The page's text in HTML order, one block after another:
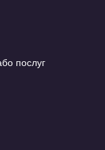
послуг